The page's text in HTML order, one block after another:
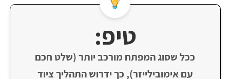
טיפ:
ככל שסוג המפתח מורכב יותר (שלט חכם
עם אימובילייזר), כך ידרוש התהליך ציוד